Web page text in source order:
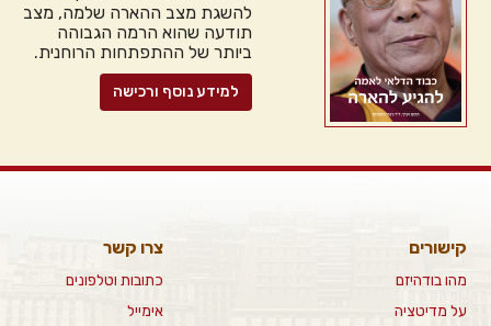
להשגת מצב ההארה שלמה, מצב
תודעה שהוא הרמה הגבוהה
ביותר של ההתפתחות הרוחנית.
למידע נוסף ורכישה
קישורים
מהו בודהיזם
על מדיטציה
צרו קשר
כתובות וטלפונים
אימייל